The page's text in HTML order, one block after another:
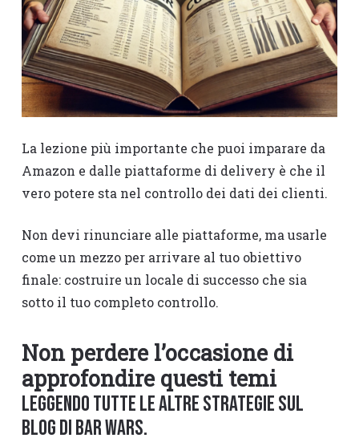
La lezione più importante che puoi imparare da
Amazon e dalle piattaforme di delivery è che il
vero potere sta nel controllo dei dati dei clienti.
Non devi rinunciare alle piattaforme, ma usarle
come un mezzo per arrivare al tuo obiettivo
finale: costruire un locale di successo che sia
sotto il tuo completo controllo.
Non perdere l’occasione di
approfondire questi temi
leggendo tutte le altre strategie sul
blog di Bar Wars.